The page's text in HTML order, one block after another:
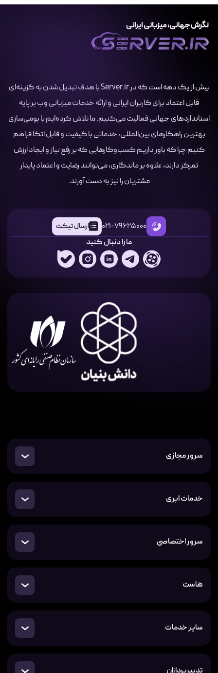
بیش از یک دهه است که در Server.ir با هدف تبدیل شدن به گزینه‌ای
قابل اعتماد برای کاربران ایرانی و ارائه خدمات میزبانی وب بر پایه
استانداردهای جهانی فعالیت می‌کنیم. ما تلاش کرده‌ایم با بومی‌سازی
بهترین راهکارهای بین‌المللی، خدماتی با کیفیت و قابل اتکا فراهم
کنیم چرا که باور داریم کسب‌وکارهایی که بر رفع نیاز و ایجاد ارزش
تمرکز دارند، علاوه بر ماندگاری، می‌توانند رضایت و اعتماد پایدار
مشتریان را نیز به دست آورند.
021-79625000 ارسال تیکت
ما را دنبال کنید
سرور مجازی
خدمات ابری
سرور اختصاصی
هاست
سایر خدمات